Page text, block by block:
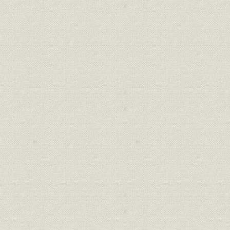
第3編 経済変動の波に対応した躍進(昭和38年~54年)
第1章 事業部制の実施(昭和38年~45年)
第1節 経済の高度成長続く
第2節 事業部制への移行
第3節 多角経営の積極的推進
第4節 生産体制の強化
第5節 グループの拡大と管理体制の強化
第6節 営業力・企画力・研究開発の推進
第7節 従業員福祉の充実
第8節 業績の推移
第2章 世界の大日本印刷に(昭和46年~48年)